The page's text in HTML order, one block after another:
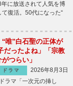
に放送されて人気を博
復活。50代になった“
“唯”白石聖の正体が
だったよね」「宗教
つらい」
ドラマ
2026年8月3日
ラマ「一次元の挿し